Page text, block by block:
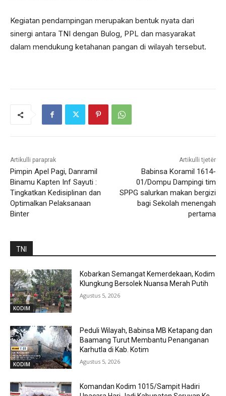
Kegiatan pendampingan merupakan bentuk nyata dari
sinergi antara TNI dengan Bulog, PPL dan masyarakat
dalam mendukung ketahanan pangan di wilayah tersebut.
Artikulli paraprak
Pimpin Apel Pagi, Danramil
Binamu Kapten Inf Sayuti :
Tingkatkan Kedisiplinan dan
Optimalkan Pelaksanaan
Binter
Artikulli tjetër
Babinsa Koramil 1614-
01/Dompu Dampingi tim
SPPG salurkan makan bergizi
bagi Sekolah menengah
pertama
TNI
KODIM
Kobarkan Semangat Kemerdekaan, Kodim
Klungkung Bersolek Nuansa Merah Putih
Agustus 5, 2026
KODIM
Peduli Wilayah, Babinsa MB Ketapang dan
Baamang Turut Membantu Penanganan
Karhutla di Kab. Kotim
Agustus 5, 2026
Komandan Kodim 1015/Sampit Hadiri